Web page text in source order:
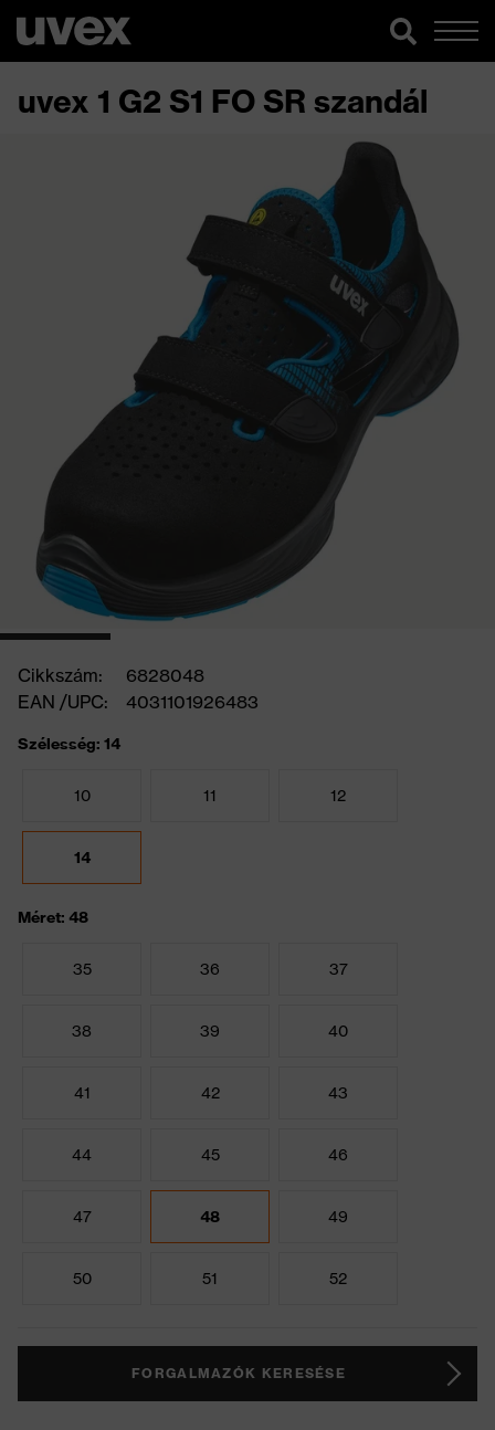
uvex 1 G2 S1 FO SR szandál
Cikkszám:
6828048
EAN /UPC:
4031101926483
Szélesség: 14
10 11 12
14
Méret: 48
35 36 37
38 39 40
41 42 43
44 45 46
47 48 49
50 51 52
FORGALMAZÓK KERESÉSE